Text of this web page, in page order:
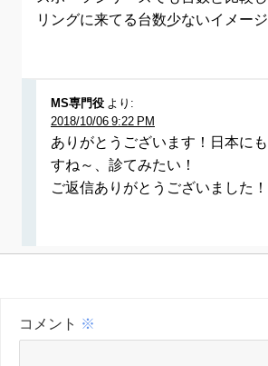
リングに来てる台数少ないイメージ
MS専門役 より:
2018/10/06 9:22 PM
ありがとうございます！日本に
すね～、診てみたい！
ご返信ありがとうございました！
コメント ※